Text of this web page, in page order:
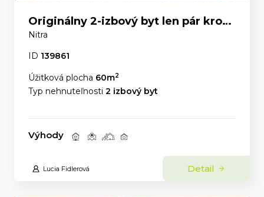
Originálny 2-izbový byt len pár krokov od Nitrianskeho hradu
Nitra
ID 139861
Úžitková plocha 60m2
Typ nehnuteľnosti 2 izbový byt
Výhody
Lucia Fidlerová Detail